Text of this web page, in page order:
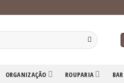
ORGANIZAÇÃO ROUPARIA BAR